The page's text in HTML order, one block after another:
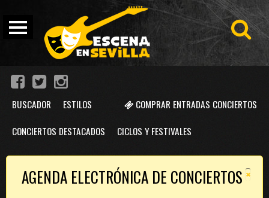
COMPRAR ENTRADAS CONCIERTOS
BUSCADOR ESTILOS
CONCIERTOS DESTACADOS CICLOS Y FESTIVALES
×
AGENDA ELECTRÓNICA DE CONCIERTOS